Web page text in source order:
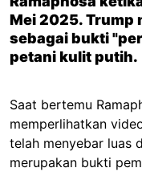
Mei 2025. Trump
sebagai bukti
petani kulit putih.
Saat bertemu
memperlihatkan
telah menyebar luas
merupakan bukti